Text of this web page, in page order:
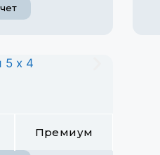
Премиум